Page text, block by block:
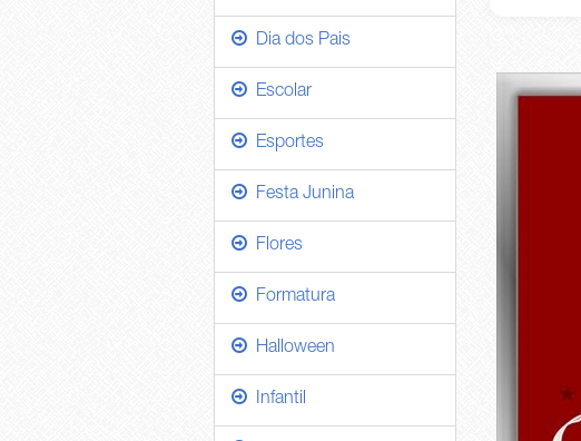
Dia dos Pais
Escolar
Esportes
Festa Junina
Flores
Formatura
Halloween
Infantil